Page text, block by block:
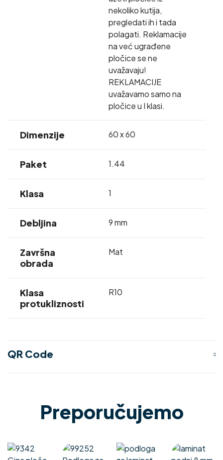
nekoliko kutija,
pregledati ih i tada
polagati. Reklamacije
na već ugrađene
pločice se ne
uvažavaju!
REKLAMACIJE
uvažavamo samo na
pločice u I klasi.
Dimenzije 60 x 60
Paket 1.44
Klasa 1
Debljina 9 mm
Završna
obrada
Mat
Klasa
protukliznosti
R10
QR Code
Preporučujemo